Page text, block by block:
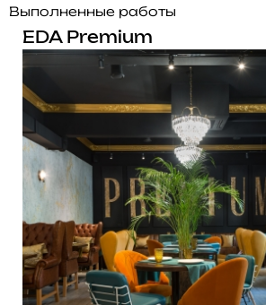
Выполненные работы
EDA Premium